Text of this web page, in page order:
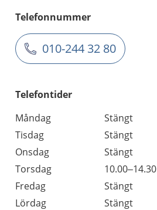
Telefonnummer
010-244 32 80
Telefontider
Måndag
Stängt
Tisdag
Stängt
Onsdag
Stängt
Torsdag
10.00–14.30
Fredag
Stängt
Lördag
Stängt